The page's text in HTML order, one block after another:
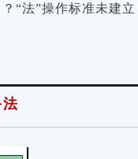
“法”操作标准未建